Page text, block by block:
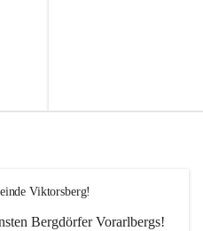
Viktorsberg!
Bergdörfer Vorarlbergs!